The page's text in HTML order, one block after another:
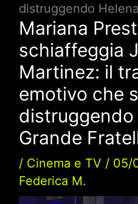
distruggendo
Mariana
schiaffeggia
Martinez: il
emotivo che
distruggendo
Grande
/ Cinema e TV / 05/
Federica M.